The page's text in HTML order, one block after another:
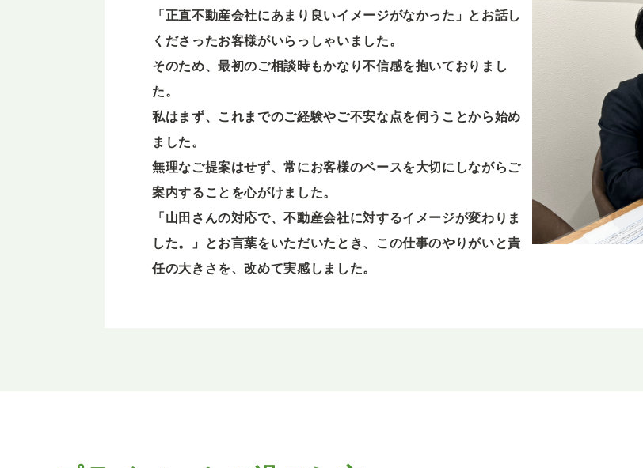
「正直不動産会社にあまり良いイメージがなかった」とお話し
くださったお客様がいらっしゃいました。
そのため、最初のご相談時もかなり不信感を抱いておりまし
た。
私はまず、これまでのご経験やご不安な点を伺うことから始め
ました。
無理なご提案はせず、常にお客様のペースを大切にしながらご
案内することを心がけました。
「山田さんの対応で、不動産会社に対するイメージが変わりま
した。」とお言葉をいただいたとき、この仕事のやりがいと責
任の大きさを、改めて実感しました。